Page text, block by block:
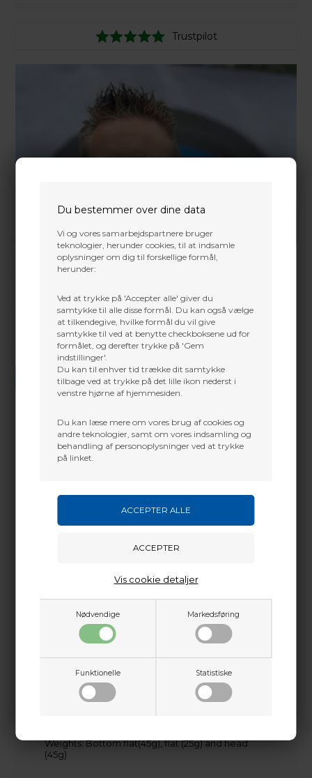
Du bestemmer over dine data
Vi og vores samarbejdspartnere bruger
teknologier, herunder cookies, til at indsamle
oplysninger om dig til forskellige formål,
herunder:
Ved at trykke på 'Accepter alle' giver du
samtykke til alle disse formål. Du kan også vælge
at tilkendegive, hvilke formål du vil give
samtykke til ved at benytte checkboksene ud for
formålet, og derefter trykke på 'Gem
indstillinger'.
Du kan til enhver tid trække dit samtykke
tilbage ved at trykke på det lille ikon nederst i
venstre hjørne af hjemmesiden.
Du kan læse mere om vores brug af cookies og
andre teknologier, samt om vores indsamling og
behandling af personoplysninger ved at trykke
på linket.
Nødvendige Markedsføring
Funktionelle Statistiske
Vis cookie detaljer
Trustpilot
Martin Damsbo
martin@baldurs-archery.dk
Vi gør vores bedste for at besvare alle henvendelser indenfor 24 timer.
SEND SPØRGSMÅL
Mere info
Colour True
Material
Carbon
Weights: Bottom flat(45g), flat (25g) and head
(45g)